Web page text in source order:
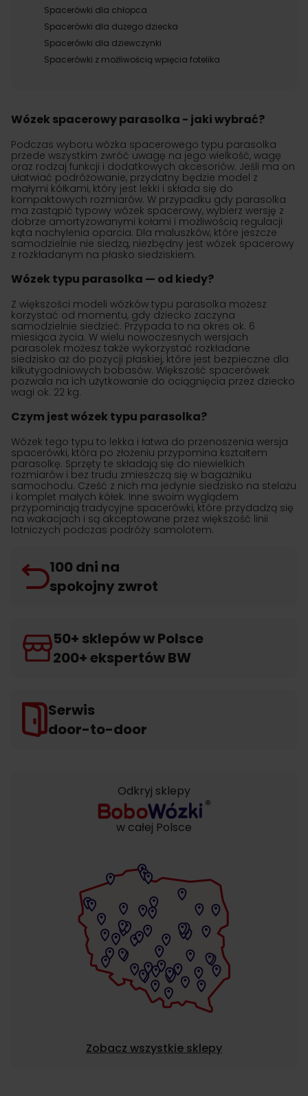
Spacerówki dla chłopca
Spacerówki dla dużego dziecka
Spacerówki dla dziewczynki
Spacerówki z możliwością wpięcia fotelika
Wózek spacerowy parasolka - jaki wybrać?
Podczas wyboru wózka spacerowego typu parasolka
przede wszystkim zwróć uwagę na jego wielkość, wagę
oraz rodzaj funkcji i dodatkowych akcesoriów. Jeśli ma on
ułatwiać podróżowanie, przydatny będzie model z
małymi kółkami, który jest lekki i składa się do
kompaktowych rozmiarów. W przypadku gdy parasolka
ma zastąpić typowy wózek spacerowy, wybierz wersję z
dobrze amortyzowanymi kołami i możliwością regulacji
kąta nachylenia oparcia. Dla maluszków, które jeszcze
samodzielnie nie siedzą, niezbędny jest wózek spacerowy
z rozkładanym na płasko siedziskiem.
Wózek typu parasolka — od kiedy?
Z większości modeli wózków typu parasolka możesz
korzystać od momentu, gdy dziecko zaczyna
samodzielnie siedzieć. Przypada to na okres ok. 6
miesiąca życia. W wielu nowoczesnych wersjach
parasolek możesz także wykorzystać rozkładane
siedzisko aż do pozycji płaskiej, które jest bezpieczne dla
kilkutygodniowych bobasów. Większość spacerówek
pozwala na ich użytkowanie do ociągnięcia przez dziecko
wagi ok. 22 kg.
Czym jest wózek typu parasolka?
Wózek tego typu to lekka i łatwa do przenoszenia wersja
spacerówki, która po złożeniu przypomina kształtem
parasolkę. Sprzęty te składają się do niewielkich
rozmiarów i bez trudu zmieszczą się w bagażniku
samochodu. Cześć z nich ma jedynie siedzisko na stelażu
i komplet małych kółek. Inne swoim wyglądem
przypominają tradycyjne spacerówki, które przydadzą się
na wakacjach i są akceptowane przez większość linii
lotniczych podczas podróży samolotem.
100 dni na
spokojny zwrot
50+ sklepów w Polsce
200+ ekspertów BW
Serwis
door-to-door
Odkryj sklepy
w całej Polsce
Zobacz wszystkie sklepy